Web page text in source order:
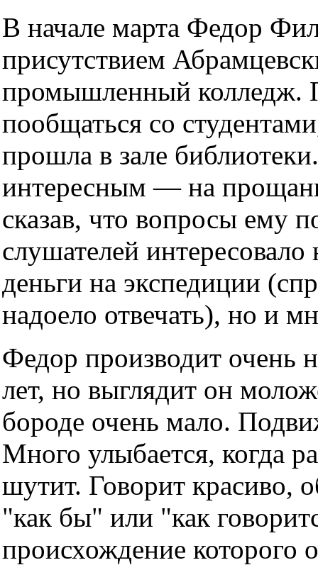
В начале марта Федор
присутствием
промышленный колледж.
пообщаться со
прошла в зале
интересным — на
сказав, что вопросы ему
слушателей интересовало
деньги на экспедиции
надоело отвечать), но и
Федор производит очень
лет, но выглядит он
бороде очень мало.
Много улыбается, когда
шутит. Говорит красиво,
"как бы" или "как
происхождение которого